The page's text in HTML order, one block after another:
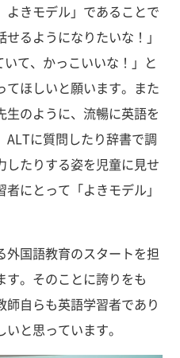
よきモデル」であることで
るようになりたいな！」
いて、かっこいいな！」と
てほしいと願います。また
のように、流暢に英語を
に質問したり辞書で調
したりする姿を児童に見せ
にとって「よきモデル」
外国語教育のスタートを担
す。そのことに誇りをも
自らも英語学習者であり
と思っています。